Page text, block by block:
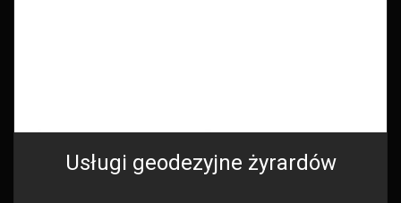
Usługi geodezyjne żyrardów